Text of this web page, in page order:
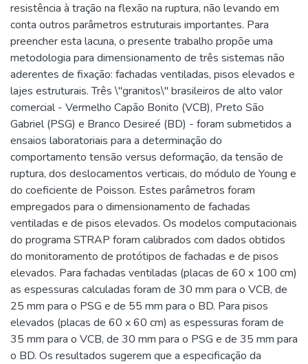
resistência à tração na flexão na ruptura, não levando em
conta outros parâmetros estruturais importantes. Para
preencher esta lacuna, o presente trabalho propõe uma
metodologia para dimensionamento de três sistemas não
aderentes de fixação: fachadas ventiladas, pisos elevados e
lajes estruturais. Três \"granitos\" brasileiros de alto valor
comercial - Vermelho Capão Bonito (VCB), Preto São
Gabriel (PSG) e Branco Desireé (BD) - foram submetidos a
ensaios laboratoriais para a determinação do
comportamento tensão versus deformação, da tensão de
ruptura, dos deslocamentos verticais, do módulo de Young e
do coeficiente de Poisson. Estes parâmetros foram
empregados para o dimensionamento de fachadas
ventiladas e de pisos elevados. Os modelos computacionais
do programa STRAP foram calibrados com dados obtidos
do monitoramento de protótipos de fachadas e de pisos
elevados. Para fachadas ventiladas (placas de 60 x 100 cm)
as espessuras calculadas foram de 30 mm para o VCB, de
25 mm para o PSG e de 55 mm para o BD. Para pisos
elevados (placas de 60 x 60 cm) as espessuras foram de
35 mm para o VCB, de 30 mm para o PSG e de 35 mm para
o BD. Os resultados sugerem que a especificação da